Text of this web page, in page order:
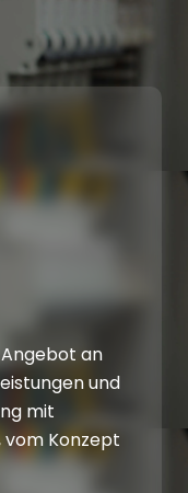
an
und
mit
vom Konzept